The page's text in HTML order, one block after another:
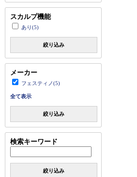
スカルプ機能
あり(5)
絞り込み
メーカー
フェスティノ(5)
全て表示
絞り込み
検索キーワード
絞り込み